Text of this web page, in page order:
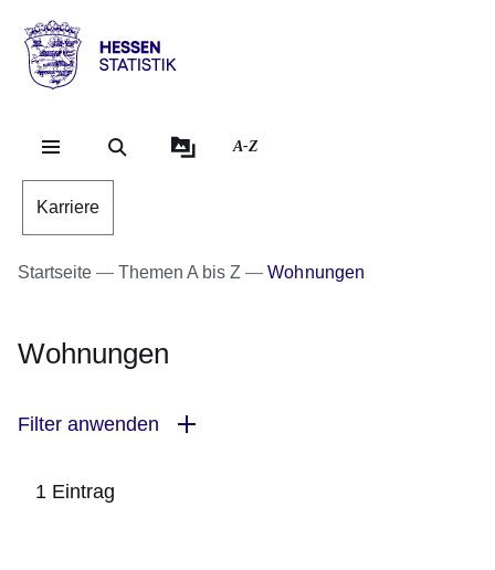
Hessen
Statistik
A-Z
Karriere
Startseite Themen A bis Z Wohnungen
Wohnungen
Filter anwenden
1 Eintrag